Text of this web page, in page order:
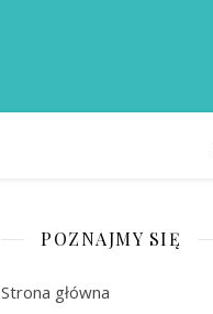
POZNAJMY SIĘ
Strona główna